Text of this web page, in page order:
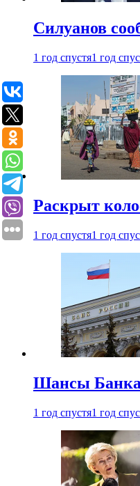
Силуанов
1 год спустя1 год
Раскрыт
1 год спустя1 год
Шансы Банка
1 год спустя1 год